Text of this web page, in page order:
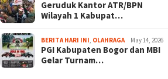
Geruduk Kantor ATR/BPN
Wilayah 1 Kabupat…
BERITA HARI INI OLAHRAGA May 14, 2026
PGI Kabupaten Bogor dan MBI
Gelar Turnam…